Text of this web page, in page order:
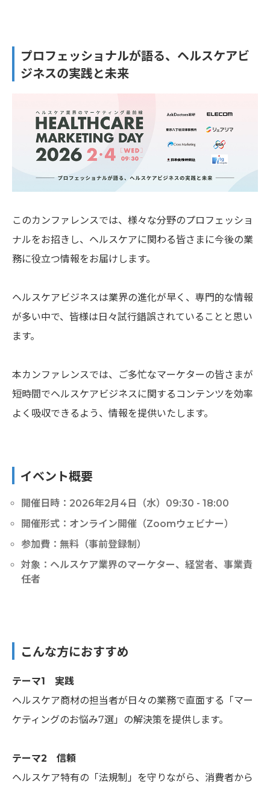
プロフェッショナルが語る、ヘルスケアビ
ジネスの実践と未来
このカンファレンスでは、様々な分野のプロフェッショ
ナルをお招きし、ヘルスケアに関わる皆さまに今後の業
務に役立つ情報をお届けします。
ヘルスケアビジネスは業界の進化が早く、専門的な情報
が多い中で、皆様は日々試行錯誤されていることと思い
ます。
本カンファレンスでは、ご多忙なマーケターの皆さまが
短時間でヘルスケアビジネスに関するコンテンツを効率
よく吸収できるよう、情報を提供いたします。
イベント概要
開催日時：2026年2月4日（水）09:30 - 18:00
開催形式：オンライン開催（Zoomウェビナー）
参加費：無料（事前登録制）
対象：ヘルスケア業界のマーケター、経営者、事業責
任者
こんな方におすすめ
テーマ1 実践
ヘルスケア商材の担当者が日々の業務で直面する「マー
ケティングのお悩み7選」の解決策を提供します。
テーマ2 信頼
ヘルスケア特有の「法規制」を守りながら、消費者から